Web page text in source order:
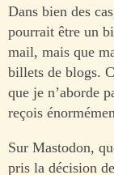
Dans bien des
pourrait être un
mail, mais que
billets de blogs.
que je n’aborde
reçois
Sur Mastodon,
pris la décision